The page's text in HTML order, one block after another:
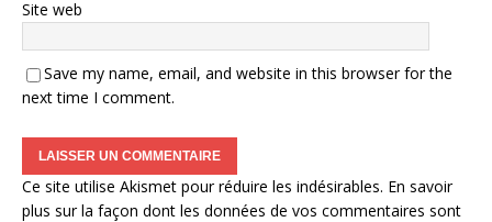
Site web
Save my name, email, and website in this browser for the
next time I comment.
Ce site utilise Akismet pour réduire les indésirables. En savoir
plus sur la façon dont les données de vos commentaires sont